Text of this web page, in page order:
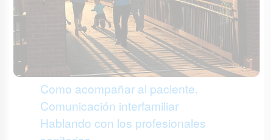
Como acompañar al paciente.
Comunicación interfamiliar
Hablando con los profesionales